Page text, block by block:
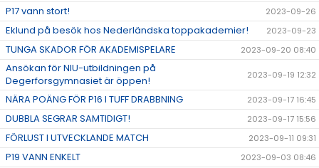
P17 vann stort! 2023-09-26
Eklund på besök hos Nederländska toppakademier! 2023-09-23
TUNGA SKADOR FÖR AKADEMISPELARE 2023-09-20 08:40
Ansökan för NIU-utbildningen på
Degerforsgymnasiet är öppen!
2023-09-19 12:32
NÄRA POÄNG FÖR P16 I TUFF DRABBNING 2023-09-17 16:45
DUBBLA SEGRAR SAMTIDIGT! 2023-09-17 15:56
FÖRLUST I UTVECKLANDE MATCH 2023-09-11 09:31
P19 VANN ENKELT 2023-09-03 08:46